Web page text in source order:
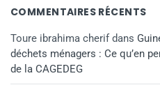
COMMENTAIRES RÉCENTS
Toure ibrahima cherifdans
déchets ménagers : Ce qu’en
de la CAGEDEG